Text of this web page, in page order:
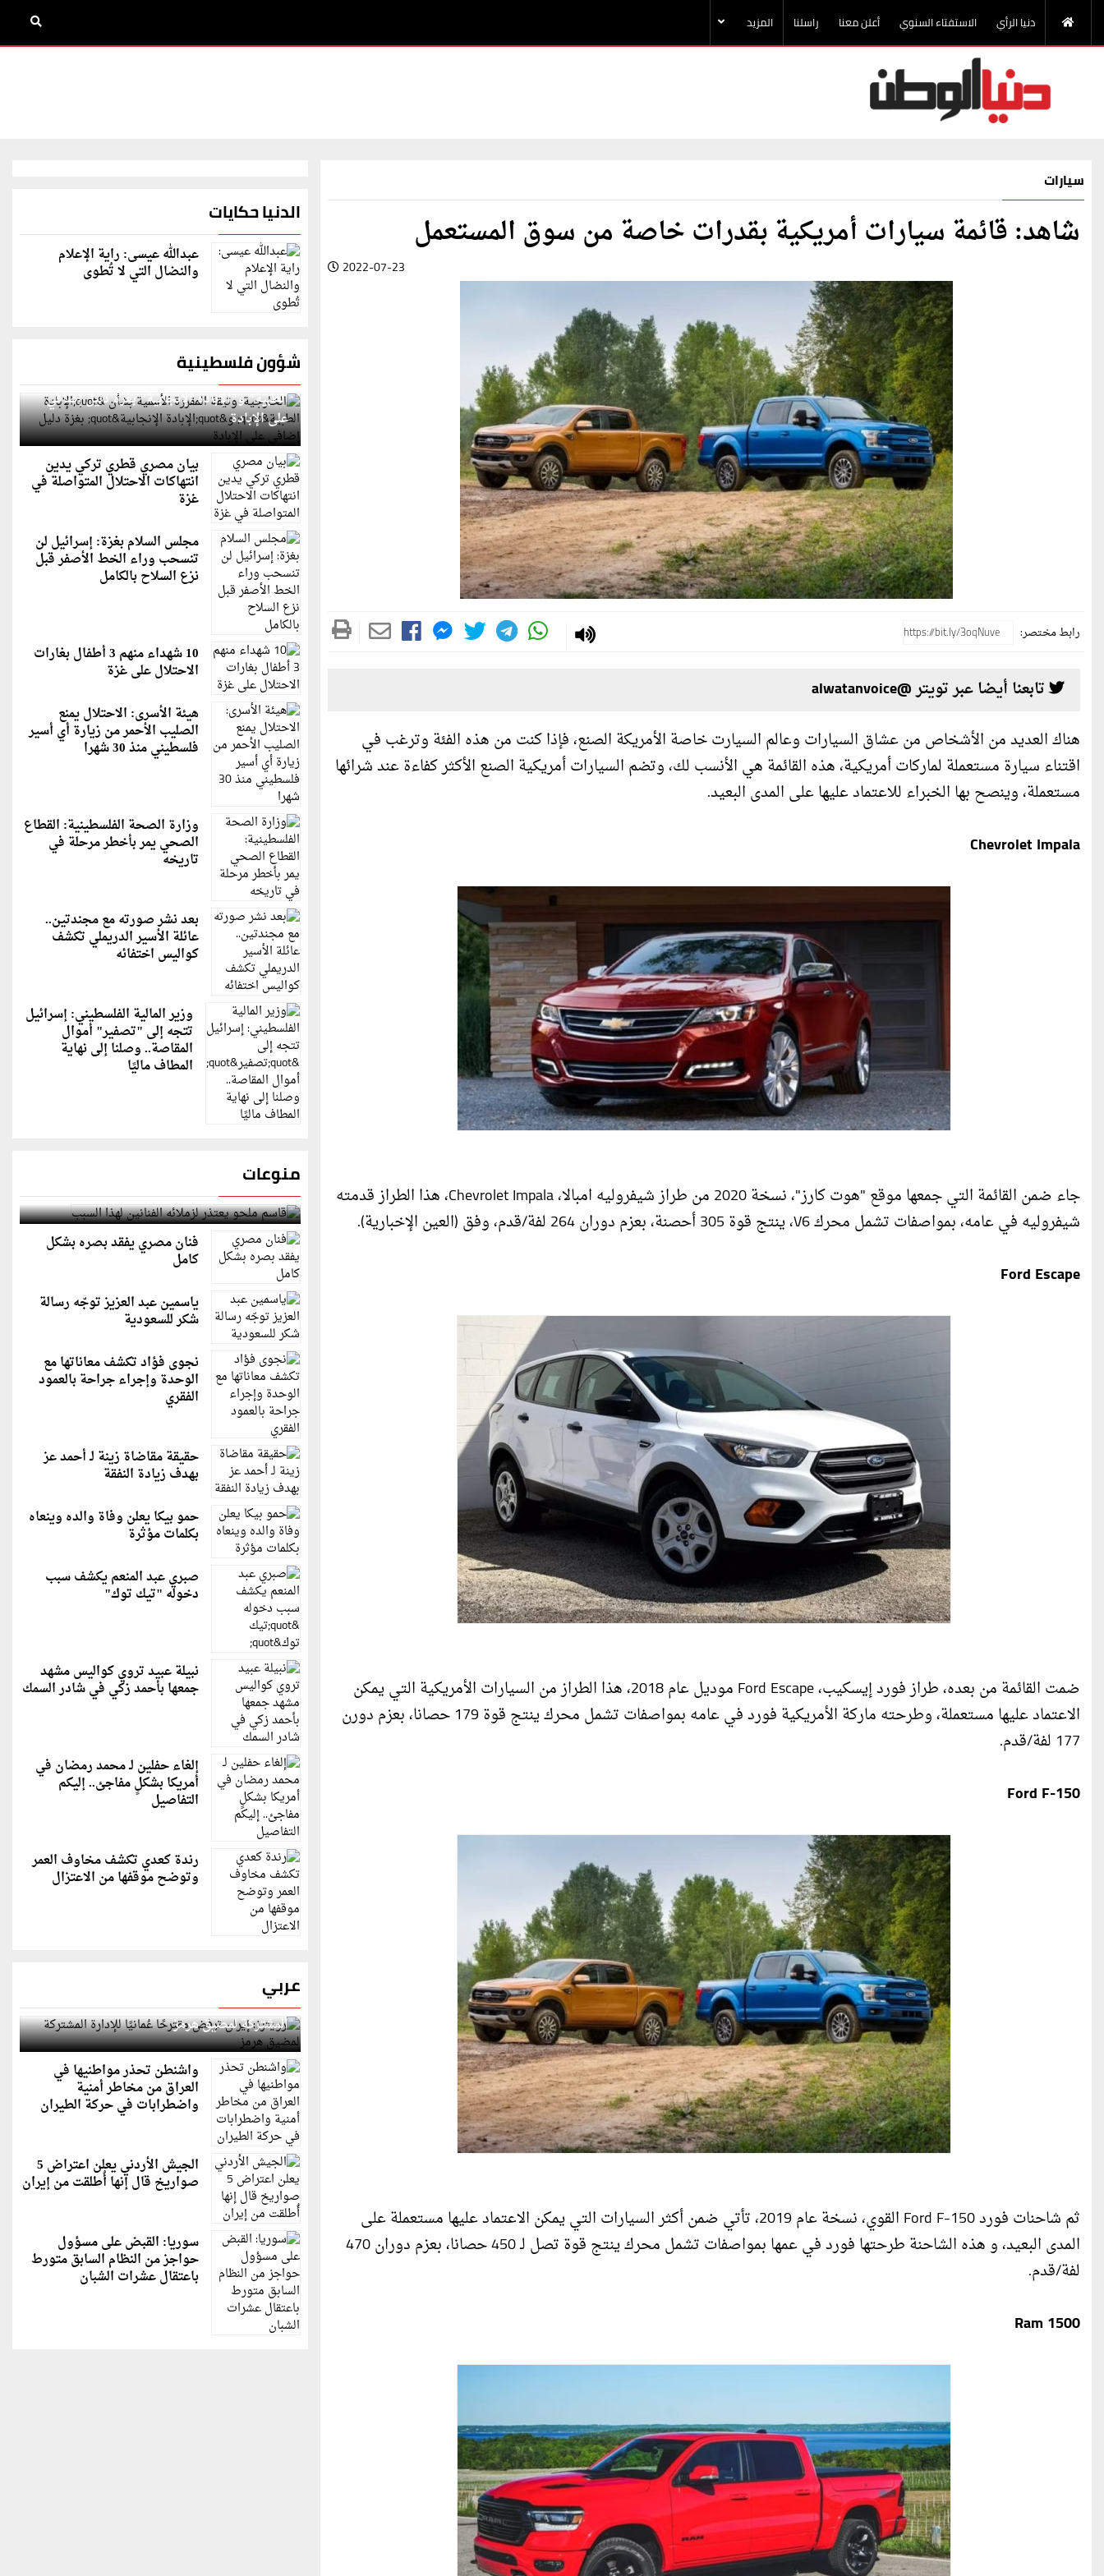
دنيا الرأي الاستفتاء السنوي أعلن معنا راسلنا المزيد
سيارات
شاهد: قائمة سيارات أمريكية بقدرات خاصة من سوق المستعمل
2022-07-23
رابط مختصر:
تابعنا أيضا عبر تويتر @alwatanvoice
هناك العديد من الأشخاص من عشاق السيارات وعالم السيارت خاصة الأمريكة الصنع، فإذا كنت من هذه الفئة وترغب في
اقتناء سيارة مستعملة لماركات أمريكية، هذه القائمة هي الأنسب لك، وتضم السيارات أمريكية الصنع الأكثر كفاءة عند شرائها
مستعملة، وينصح بها الخبراء للاعتماد عليها على المدى البعيد.
Chevrolet Impala
جاء ضمن القائمة التي جمعها موقع "هوت كارز"، نسخة 2020 من طراز شيفروليه امبالا، Chevrolet Impala، هذا الطراز قدمته
شيفروليه في عامه، بمواصفات تشمل محرك V6، ينتج قوة 305 أحصنة، بعزم دوران 264 لفة/قدم، وفق (العين الإخبارية).
Ford Escape
ضمت القائمة من بعده، طراز فورد إيسكيب، Ford Escape موديل عام 2018، هذا الطراز من السيارات الأمريكية التي يمكن
الاعتماد عليها مستعملة، وطرحته ماركة الأمريكية فورد في عامه بمواصفات تشمل محرك ينتج قوة 179 حصانا، بعزم دورن
177 لفة/قدم.
Ford F-150
ثم شاحنات فورد Ford F-150 القوي، نسخة عام 2019، تأتي ضمن أكثر السيارات التي يمكن الاعتماد عليها مستعملة على
المدى البعيد، و هذه الشاحنة طرحتها فورد في عمها بمواصفات تشمل محرك ينتج قوة تصل لـ 450 حصانا، بعزم دوران 470
لفة/قدم.
Ram 1500
الدنيا حكايات
عبدالله عيسى: راية الإعلام
والنضال التي لا تُطوى
شؤون فلسطينية
الخارجية: وثيقة المقررة الأممية بشأن "الإبادة
الطبية" و"الإبادة الإنجابية" بغزة دليل إضافي
على الإبادة
بيان مصري قطري تركي يدين
انتهاكات الاحتلال المتواصلة في
غزة
مجلس السلام بغزة: إسرائيل لن
تنسحب وراء الخط الأصفر قبل
نزع السلاح بالكامل
10 شهداء منهم 3 أطفال بغارات
الاحتلال على غزة
هيئة الأسرى: الاحتلال يمنع
الصليب الأحمر من زيارة أي أسير
فلسطيني منذ 30 شهرا
وزارة الصحة الفلسطينية: القطاع
الصحي يمر بأخطر مرحلة في
تاريخه
بعد نشر صورته مع مجندتين..
عائلة الأسير الدريملي تكشف
كواليس اختفائه
وزير المالية الفلسطيني: إسرائيل
تتجه إلى "تصفير" أموال
المقاصة.. وصلنا إلى نهاية
المطاف ماليًا
منوعات
قاسم ملحو يعتذر لزملائه الفنانين لهذا السبب
فنان مصري يفقد بصره بشكل
كامل
ياسمين عبد العزيز توجّه رسالة
شكر للسعودية
نجوى فؤاد تكشف معاناتها مع
الوحدة وإجراء جراحة بالعمود
الفقري
حقيقة مقاضاة زينة لـ أحمد عز
بهدف زيادة النفقة
حمو بيكا يعلن وفاة والده وينعاه
بكلمات مؤثرة
صبري عبد المنعم يكشف سبب
دخوله "تيك توك"
نبيلة عبيد تروي كواليس مشهد
جمعها بأحمد زكي في شادر السمك
إلغاء حفلين لـ محمد رمضان في
أمريكا بشكلٍ مفاجئ.. إليكم
التفاصيل
رندة كعدي تكشف مخاوف العمر
وتوضح موقفها من الاعتزال
عربي
رويترز: إيران ترفض مقترحًا عُمانيًا للإدارة
المشتركة لمضيق هرمز
واشنطن تحذر مواطنيها في
العراق من مخاطر أمنية
واضطرابات في حركة الطيران
الجيش الأردني يعلن اعتراض 5
صواريخ قال إنها أُطلقت من إيران
سوريا: القبض على مسؤول
حواجز من النظام السابق متورط
باعتقال عشرات الشبان